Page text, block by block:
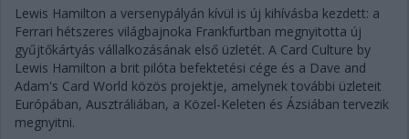
Lewis Hamilton a versenypályán kívül is új kihívásba kezdett: a
Ferrari hétszeres világbajnoka Frankfurtban megnyitotta új
gyűjtőkártyás vállalkozásának első üzletét. A Card Culture by
Lewis Hamilton a brit pilóta befektetési cége és a Dave and
Adam's Card World közös projektje, amelynek további üzleteit
Európában, Ausztráliában, a Közel-Keleten és Ázsiában tervezik
megnyitni.